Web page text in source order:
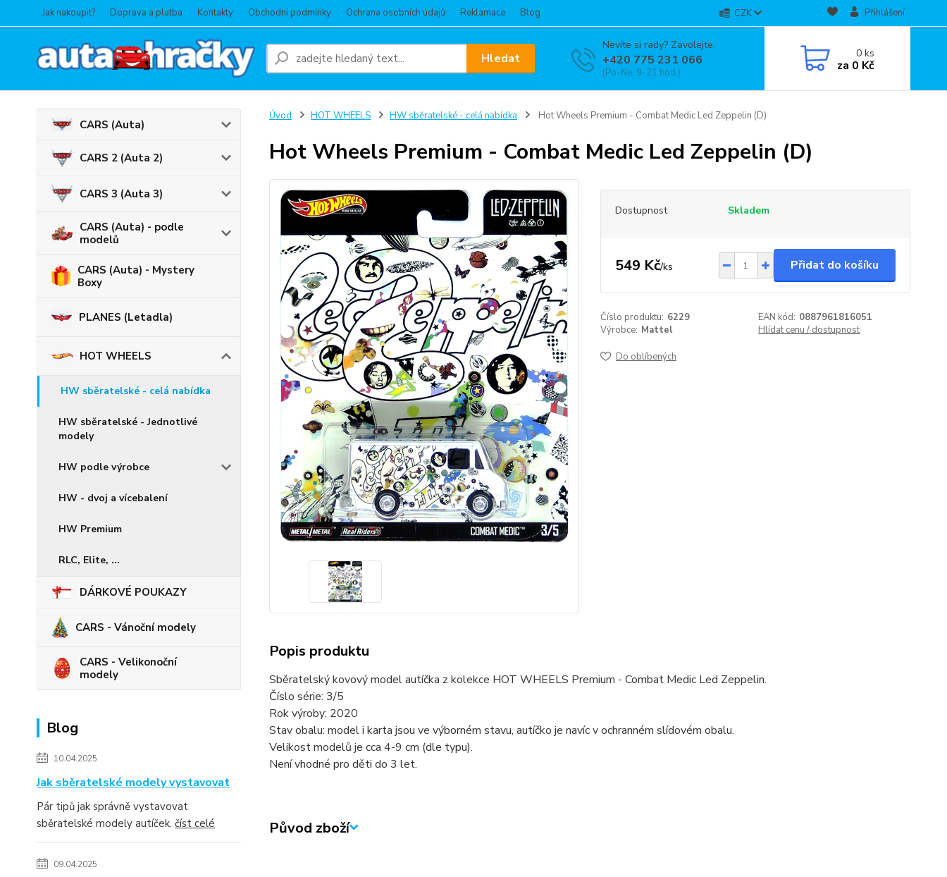
Jak nakoupit? Doprava a platba Kontakty Obchodní podmínky Ochrana osobních údajů Reklamace Blog CZK Přihlášení
Hledat
Nevíte si rady? Zavolejte.
+420 775 231 066
(Po-Ne, 9-21 hod.)
0ks
za 0 Kč
CARS (Auta)
CARS 2 (Auta 2)
CARS 3 (Auta 3)
CARS (Auta) - podle
modelů
CARS (Auta) - Mystery
Boxy
PLANES (Letadla)
HOT WHEELS
HW sběratelské - celá nabídka
HW sběratelské - Jednotlivé
modely
HW podle výrobce
HW - dvoj a vícebalení
HW Premium
RLC, Elite, ...
DÁRKOVÉ POUKAZY
CARS - Vánoční modely
CARS - Velikonoční
modely
Blog
10.04.2025
Jak sběratelské modely vystavovat
Pár tipů jak správně vystavovat
sběratelské modely autíček. číst celé
09.04.2025
Úvod HOT WHEELS HW sběratelské - celá nabídka Hot Wheels Premium - Combat Medic Led Zeppelin (D)
Hot Wheels Premium - Combat Medic Led Zeppelin (D)
Dostupnost Skladem
549 Kč/ks Přidat do košíku
Číslo produktu: 6229 EAN kód: 0887961816051
Výrobce: Mattel Hlídat cenu / dostupnost
Do oblíbených
Popis produktu
Sběratelský kovový model autíčka z kolekce HOT WHEELS Premium - Combat Medic Led Zeppelin.
Číslo série: 3/5
Rok výroby: 2020
Stav obalu: model i karta jsou ve výborném stavu, autíčko je navíc v ochranném slídovém obalu.
Velikost modelů je cca 4-9 cm (dle typu).
Není vhodné pro děti do 3 let.
Původ zboží